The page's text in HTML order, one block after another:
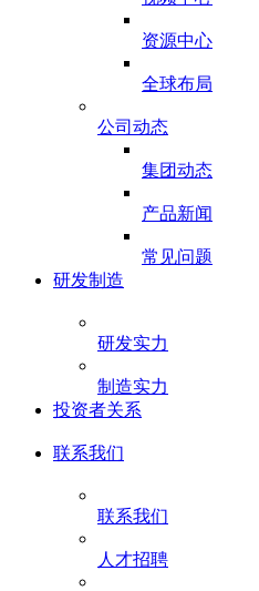
资源中心
全球布局
公司动态
集团动态
产品新闻
常见问题
研发制造
研发实力
制造实力
投资者关系
联系我们
联系我们
人才招聘